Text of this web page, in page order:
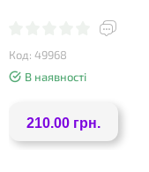
Код: 49968
В наявності
210.00 грн.